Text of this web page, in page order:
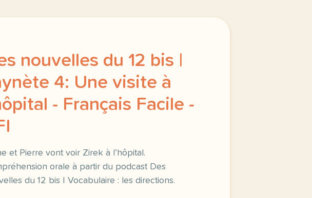
nouvelles du 12 bis |
4: Une visite à
- Français Facile -
et Pierre vont voir Zirek à l’hôpital.
orale à partir du podcast Des
du 12 bis | Vocabulaire : les directions.